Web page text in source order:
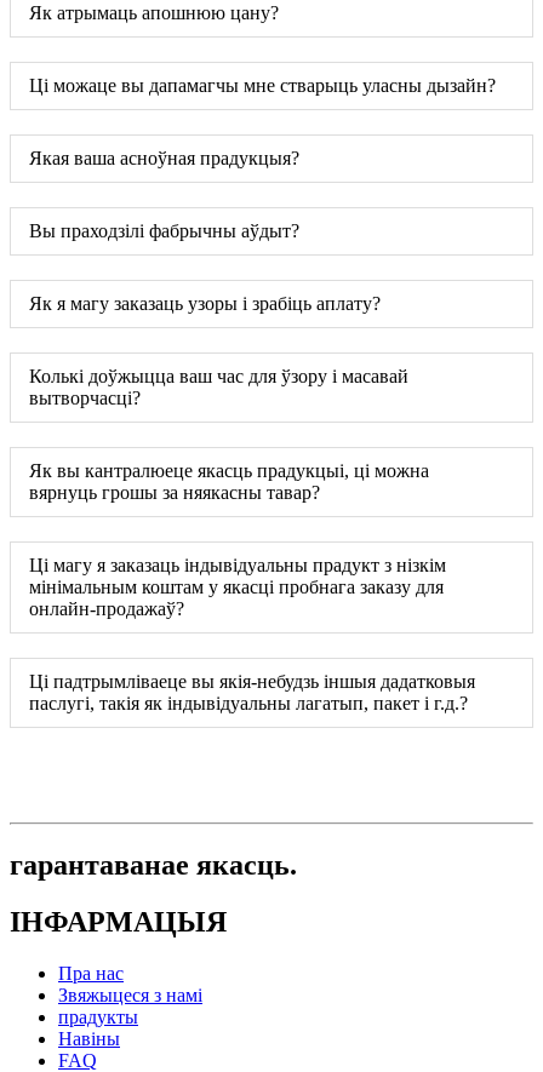
Як атрымаць апошнюю цану?
Ці можаце вы дапамагчы мне стварыць уласны дызайн?
Якая ваша асноўная прадукцыя?
Вы праходзілі фабрычны аўдыт?
Як я магу заказаць узоры і зрабіць аплату?
Колькі доўжыцца ваш час для ўзору і масавай
вытворчасці?
Як вы кантралюеце якасць прадукцыі, ці можна
вярнуць грошы за няякасны тавар?
Ці магу я заказаць індывідуальны прадукт з нізкім
мінімальным коштам у якасці пробнага заказу для
онлайн-продажаў?
Ці падтрымліваеце вы якія-небудзь іншыя дадатковыя
паслугі, такія як індывідуальны лагатып, пакет і г.д.?
гарантаванае якасць.
ІНФАРМАЦЫЯ
Пра нас
Звяжыцеся з намі
прадукты
Навіны
FAQ